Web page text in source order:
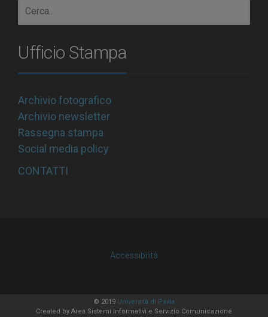
Ufficio Stampa
Archivio fotografico
Archivio newsletter
Rassegna stampa
Social media policy
CONTATTI
Accessibilità
© 2019 Università di Pavia
Created by Area Sistemi Informativi e Servizio Comunicazione